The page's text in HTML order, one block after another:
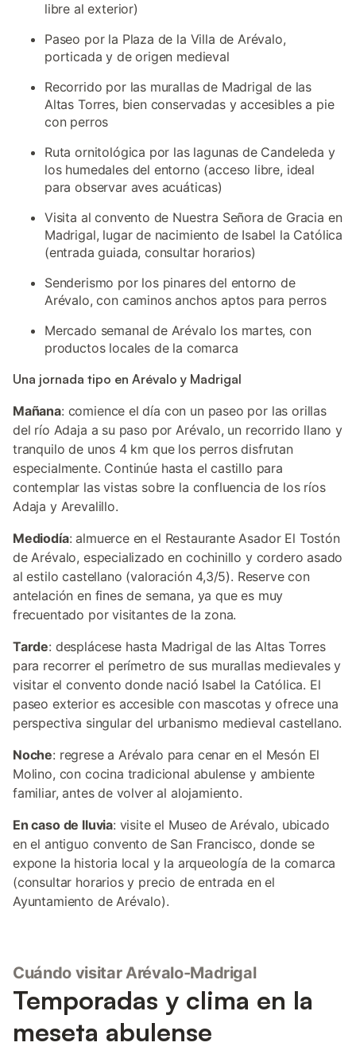
libre al exterior)
Paseo por la Plaza de la Villa de Arévalo,
porticada y de origen medieval
Recorrido por las murallas de Madrigal de las
Altas Torres, bien conservadas y accesibles a pie
con perros
Ruta ornitológica por las lagunas de Candeleda y
los humedales del entorno (acceso libre, ideal
para observar aves acuáticas)
Visita al convento de Nuestra Señora de Gracia en
Madrigal, lugar de nacimiento de Isabel la Católica
(entrada guiada, consultar horarios)
Senderismo por los pinares del entorno de
Arévalo, con caminos anchos aptos para perros
Mercado semanal de Arévalo los martes, con
productos locales de la comarca
Una jornada tipo en Arévalo y Madrigal
Mañana: comience el día con un paseo por las orillas
del río Adaja a su paso por Arévalo, un recorrido llano y
tranquilo de unos 4 km que los perros disfrutan
especialmente. Continúe hasta el castillo para
contemplar las vistas sobre la confluencia de los ríos
Adaja y Arevalillo.
Mediodía: almuerce en el Restaurante Asador El Tostón
de Arévalo, especializado en cochinillo y cordero asado
al estilo castellano (valoración 4,3/5). Reserve con
antelación en fines de semana, ya que es muy
frecuentado por visitantes de la zona.
Tarde: desplácese hasta Madrigal de las Altas Torres
para recorrer el perímetro de sus murallas medievales y
visitar el convento donde nació Isabel la Católica. El
paseo exterior es accesible con mascotas y ofrece una
perspectiva singular del urbanismo medieval castellano.
Noche: regrese a Arévalo para cenar en el Mesón El
Molino, con cocina tradicional abulense y ambiente
familiar, antes de volver al alojamiento.
En caso de lluvia: visite el Museo de Arévalo, ubicado
en el antiguo convento de San Francisco, donde se
expone la historia local y la arqueología de la comarca
(consultar horarios y precio de entrada en el
Ayuntamiento de Arévalo).
Cuándo visitar Arévalo-Madrigal
Temporadas y clima en la
meseta abulense